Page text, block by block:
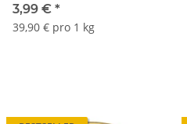
3,99 € *
39,90 € pro 1 kg